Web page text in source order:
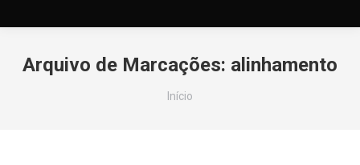
Arquivo de Marcações: alinhamento
Você está aqui:
Início